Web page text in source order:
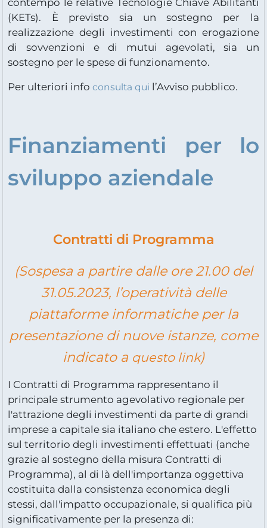
(KETs). È previsto sia un sostegno per la
realizzazione degli investimenti con erogazione
di sovvenzioni e di mutui agevolati, sia un
sostegno per le spese di funzionamento.
Per ulteriori infoconsulta qui l’Avviso pubblico.
Finanziamenti per lo
sviluppo aziendale
Contratti di Programma
(Sospesa a partire dalle ore 21.00 del
31.05.2023, l’operatività delle
piattaforme informatiche per la
presentazione di nuove istanze, come
indicato a questo link)
I Contratti di Programma rappresentano il
principale strumento agevolativo regionale per
l'attrazione degli investimenti da parte di grandi
imprese a capitale sia italiano che estero. L'effetto
sul territorio degli investimenti effettuati (anche
grazie al sostegno della misura Contratti di
Programma), al di là dell'importanza oggettiva
costituita dalla consistenza economica degli
stessi, dall'impatto occupazionale, si qualifica più
significativamente per la presenza di: